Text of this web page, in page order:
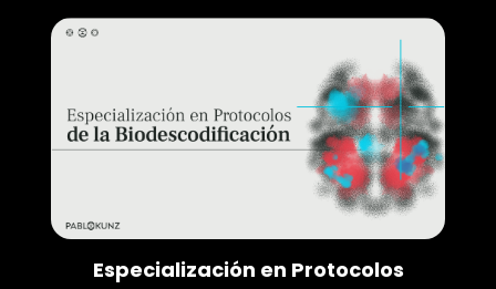
Especialización en Protocolos